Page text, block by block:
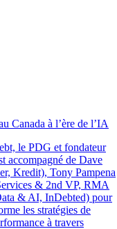
Canada à l’ère de l’IA
le PDG et fondateur
accompagné de Dave
Kredit), Tony Pampena
& 2nd VP, RMA
& AI, InDebted) pour
les stratégies de
à travers